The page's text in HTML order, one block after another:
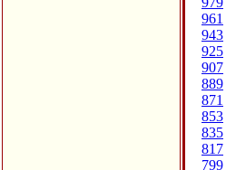
961
943
925
907
889
871
853
835
817
799